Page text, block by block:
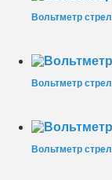
Вольтметр
Вольтметр
Вольтметр